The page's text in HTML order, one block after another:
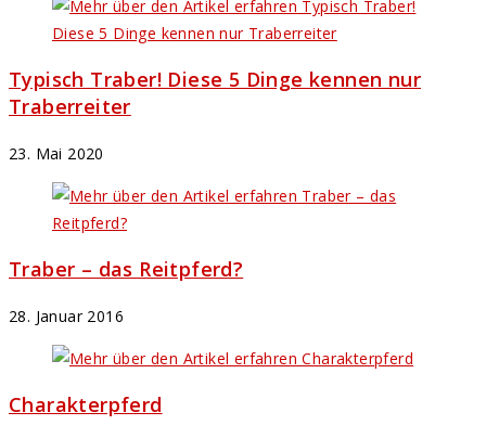
Typisch Traber! Diese 5 Dinge kennen nur
Traberreiter
23. Mai 2020
Traber – das Reitpferd?
28. Januar 2016
Charakterpferd